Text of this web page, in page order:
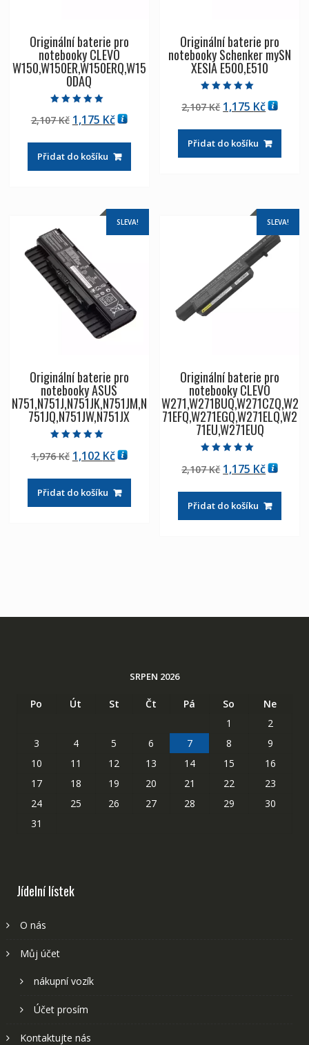
Originální baterie pro
notebooky CLEVO
W150,W150ER,W150ERQ,W15
0DAQ
5.00
z 5
2,107Kč Původní
byla:
2,107 Kč
1,175 KčAktuální
je:
1,175 Kč
Přidat do košíku
Originální baterie pro
notebooky Schenker mySN
XESIA E500,E510
5.00
z 5
2,107Kč Původní
byla:
2,107 Kč
1,175 Kč
je:
1,175 Kč
Přidat do košíku
SLEVA!
Originální baterie pro
notebooky ASUS
N751,N751J,N751JK,N751JM,N
751JQ,N751JW,N751JX
5.00
z 5
1,976Kč Původní
byla:
1,976 Kč
1,102 KčAktuální
je:
1,102 Kč
Přidat do košíku
SLEVA!
Originální baterie pro
notebooky CLEVO
W271,W271BUQ,W271CZQ,W2
71EFQ,W271EGQ,W271ELQ,W2
71EU,W271EUQ
5.00
z 5
2,107Kč Původní
byla:
2,107 Kč
1,175 Kč
je:
1,175 Kč
Přidat do košíku
SRPEN 2026
Po Út St Čt Pá So
Ne
1
2
3
4 5 6 7 8
9
10
11 12 13 14 15
16
17
18 19 20 21 22
23
24
25 26 27 28 29
30
31
Jídelní lístek
O nás
Můj účet
nákupní vozík
Účet prosím
Kontaktujte nás